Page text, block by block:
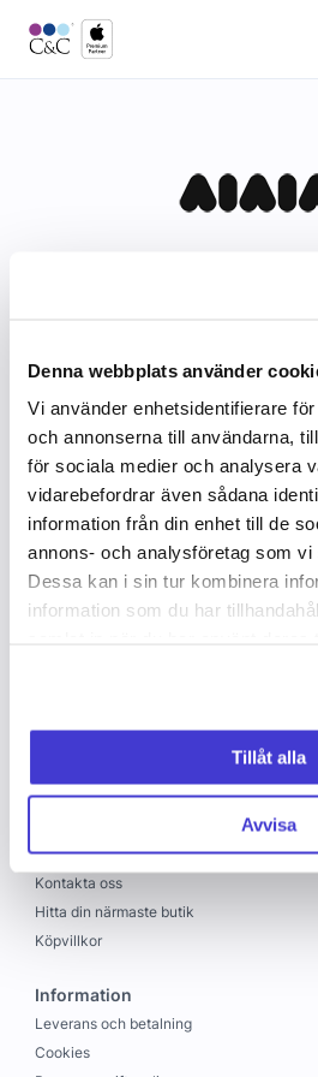
Denna webbplats använder
Vi använder enhetsidentifierare
och annonserna till användarna,
för sociala medier och analysera
vidarebefordrar även sådana
information från din enhet till de
annons- och analysföretag som vi
Dessa kan i sin tur kombinera
information som du har
Tillåt alla
Avvisa
Vendre
C&C
Jobba hos oss
Kontakta oss
Hitta din närmaste butik
Köpvillkor
Information
Leverans och betalning
Cookies